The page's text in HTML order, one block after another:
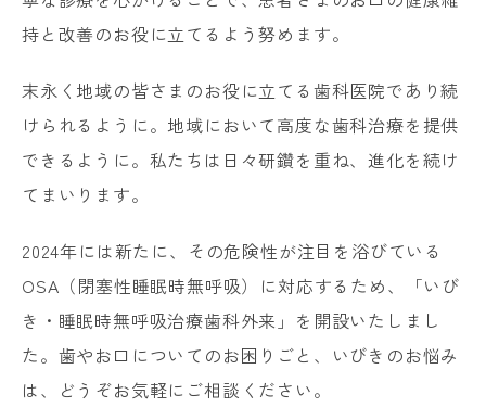
持と改善のお役に立てるよう努めます。
末永く地域の皆さまのお役に立てる歯科医院であり続
けられるように。地域において高度な歯科治療を提供
できるように。私たちは日々研鑽を重ね、進化を続け
てまいります。
2024年には新たに、その危険性が注目を浴びている
OSA（閉塞性睡眠時無呼吸）に対応するため、「いび
き・睡眠時無呼吸治療歯科外来」を開設いたしまし
た。歯やお口についてのお困りごと、いびきのお悩み
は、どうぞお気軽にご相談ください。